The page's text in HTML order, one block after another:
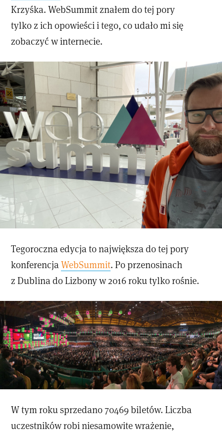
Krzyśka. WebSummit znałem do tej pory
tylko z ich opowieści i tego, co udało mi się
zobaczyć w internecie.
Tegoroczna edycja to największa do tej pory
konferencjaWebSummit. Po przenosinach
z Dublina do Lizbony w 2016 roku tylko rośnie.
W tym roku sprzedano 70469 biletów. Liczba
uczestników robi niesamowite wrażenie,